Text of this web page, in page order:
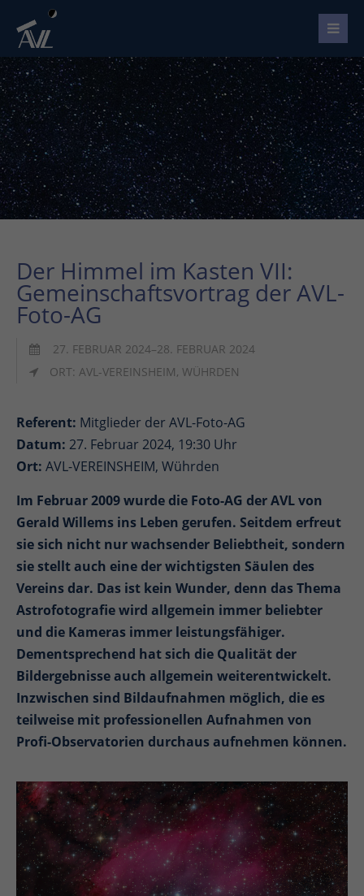
Der Himmel im Kasten VII:
Gemeinschaftsvortrag der AVL-
Foto-AG
27. FEBRUAR 2024–28. FEBRUAR 2024
ORT: AVL-VEREINSHEIM, WÜHRDEN
Referent: Mitglieder der AVL-Foto-AG
Datum: 27. Februar 2024, 19:30 Uhr
Ort: AVL-VEREINSHEIM, Wührden
Im Februar 2009 wurde die Foto-AG der AVL von
Gerald Willems ins Leben gerufen. Seitdem erfreut
sie sich nicht nur wachsender Beliebtheit, sondern
sie stellt auch eine der wichtigsten Säulen des
Vereins dar. Das ist kein Wunder, denn das Thema
Astrofotografie wird allgemein immer beliebter
und die Kameras immer leistungsfähiger.
Dementsprechend hat sich die Qualität der
Bildergebnisse auch allgemein weiterentwickelt.
Inzwischen sind Bildaufnahmen möglich, die es
teilweise mit professionellen Aufnahmen von
Profi-Observatorien durchaus aufnehmen können.